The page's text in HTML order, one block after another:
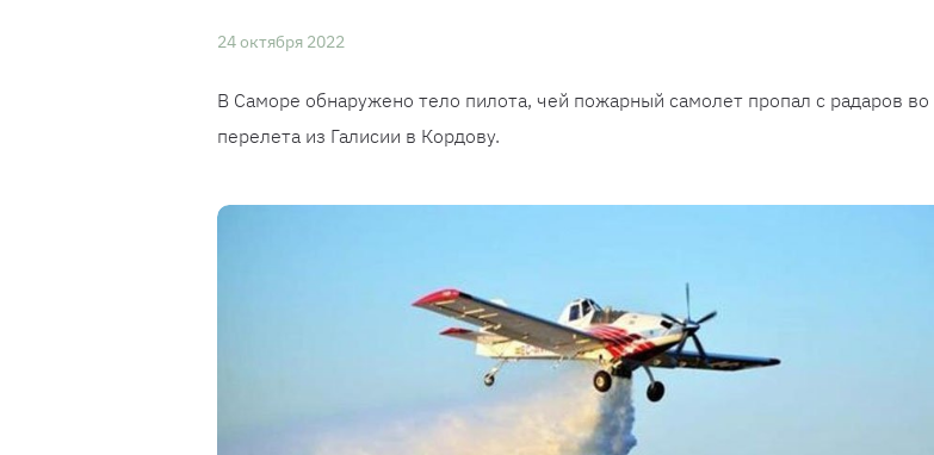
24 октября 2022
В Саморе обнаружено тело пилота, чей пожарный самолет пропал с радаров
перелета из Галисии в Кордову.